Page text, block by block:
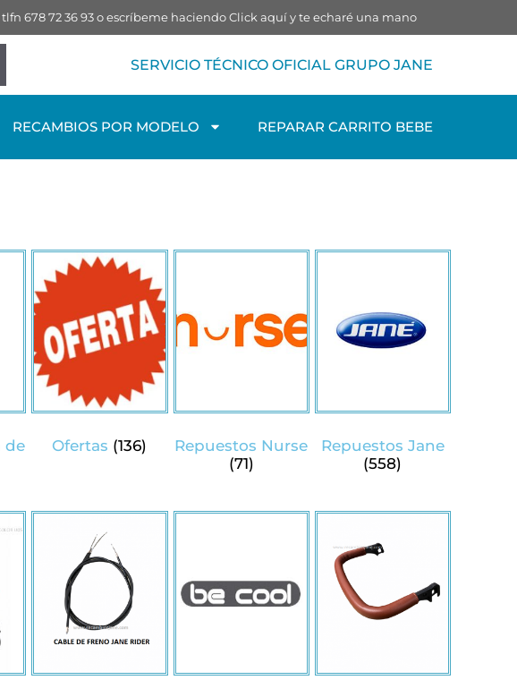
678 72 36 93 o escríbeme haciendoClick aquíy te echaré una mano
SERVICIO TÉCNICO OFICIAL GRUPO JANE
RECAMBIOS POR MODELO REPARAR CARRITO BEBE
de
Ofertas (136)
Repuestos Nurse
(71)
Repuestos Jane
(558)